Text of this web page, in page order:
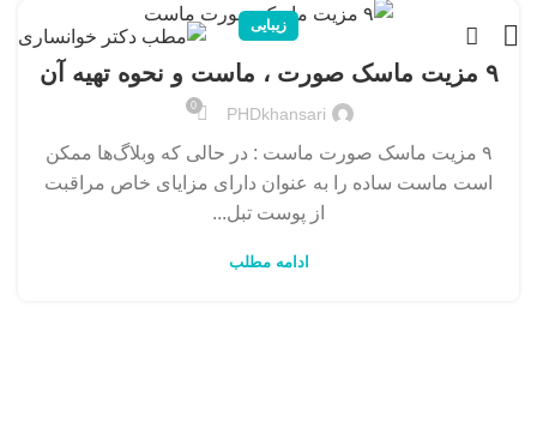
زیبایی
۹ مزیت ماسک صورت ، ماست و نحوه تهیه آن
PHDkhansari
0
۹ مزیت ماسک صورت ماست : در حالی که وبلاگ‌ها ممکن
است ماست ساده را به عنوان دارای مزایای خاص مراقبت
از پوست تبل...
ادامه مطلب